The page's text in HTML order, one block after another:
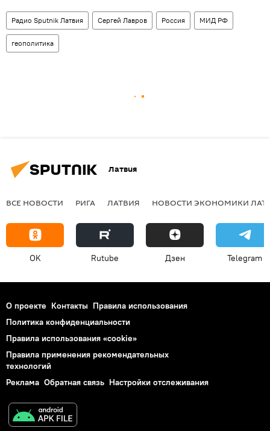
Радио Sputnik Латвия Сергей Лавров Россия МИД РФ
геополитика
Латвия
ВСЕ НОВОСТИ РИГА ЛАТВИЯ НОВОСТИ ЭКОНОМИКИ
OK Rutube Дзен Telegram
О проекте Контакты Правила использования
Политика конфиденциальности
Правила использования «cookie»
Правила применения рекомендательных
технологий
Реклама Обратная связь Настройки отслеживания